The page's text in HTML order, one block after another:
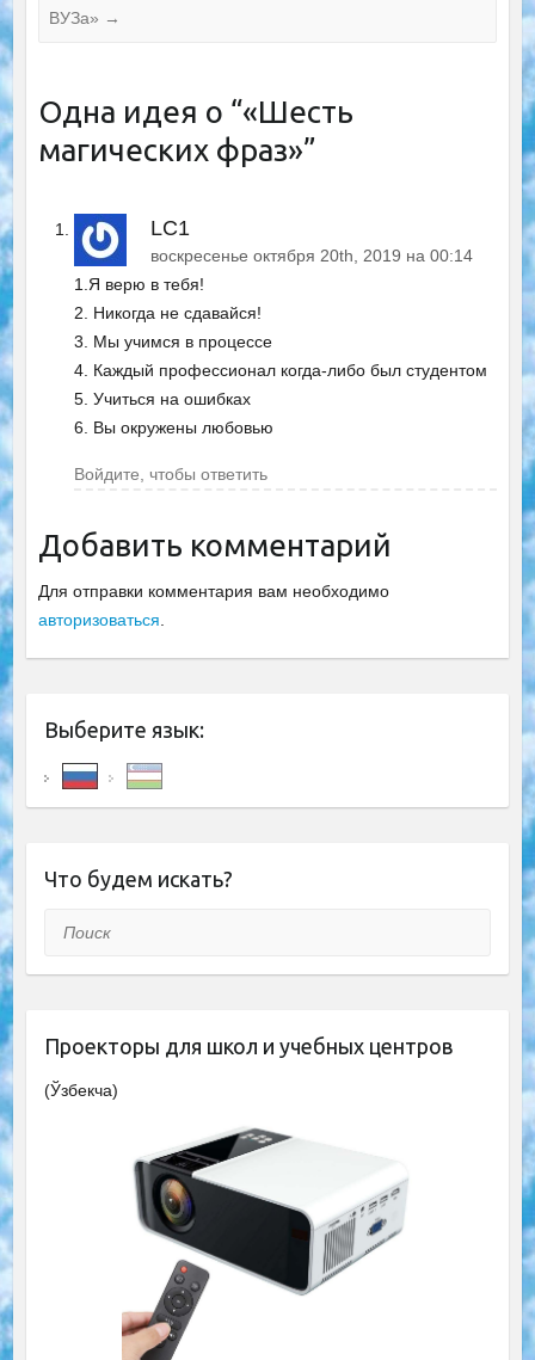
ВУЗа» →
Одна идея о “«Шесть
магических фраз»”
LC1
воскресенье октября 20th, 2019 на 00:14
1.Я верю в тебя!
2. Никогда не сдавайся!
3. Мы учимся в процессе
4. Каждый профессионал когда-либо был студентом
5. Учиться на ошибках
6. Вы окружены любовью
Войдите, чтобы ответить
Добавить комментарий
Для отправки комментария вам необходимо
авторизоваться
Выберите язык:
Что будем искать?
Поиск
Проекторы для школ и учебных центров
(Ўзбекча)